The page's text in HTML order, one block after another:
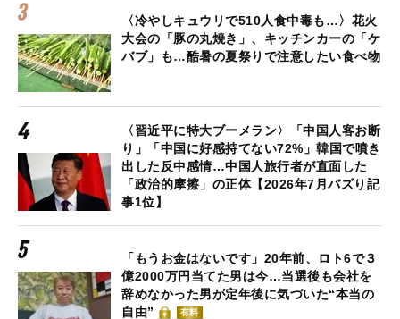
〈冷やしキュウリで510人食中毒も…〉花火
大会の「豚の丸焼き」、キッチンカーの「ケ
バブ」も…酷暑の夏祭りで注意したい食べ物
〈習近平に特大ブーメラン〉「中国人客お断
り」「中国に好感持てない72%」韓国で噴き
出した反中感情…中国人旅行者が直面した
「政治的摩擦」の正体【2026年7月バズり記
事1位】
「もうお金はないです」20年前、ロト6で３
億2000万円当てた男は今…当選後も会社を
辞めなかった男が定年後に気づいた“本当の
自由”
有料